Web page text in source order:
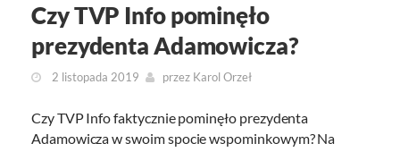
Czy TVP Info pominęło
prezydenta Adamowicza?
2 listopada 2019 przez Karol Orzeł
Czy TVP Info faktycznie pominęło prezydenta
Adamowicza w swoim spocie wspominkowym? Na